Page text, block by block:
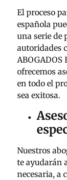
El proceso
española
una serie de
autoridades
ABOGADOS
ofrecemos
en todo el
sea exitosa.
Nuestros
te ayudarán
necesaria, a